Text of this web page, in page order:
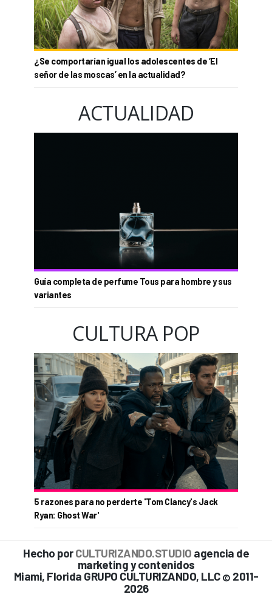
¿Se comportarían igual los adolescentes de ‘El
señor de las moscas’ en la actualidad?
ACTUALIDAD
Guía completa de perfume Tous para hombre y sus
variantes
CULTURA POP
5 razones para no perderte 'Tom Clancy's Jack
Ryan: Ghost War'
Hecho porCULTURIZANDO.STUDIO agencia de
marketing y contenidos
Miami, Florida GRUPO CULTURIZANDO, LLC © 2011-
2026